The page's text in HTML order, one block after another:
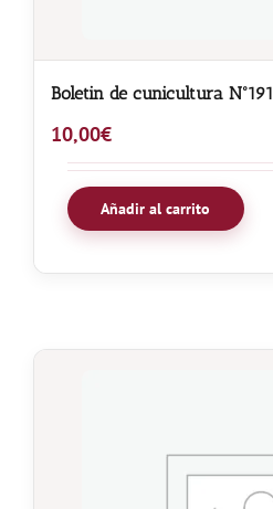
Boletin de cunicultura Nº191
10,00€
Añadir al carrito